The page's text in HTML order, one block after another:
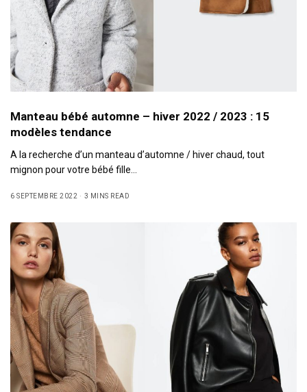
Manteau bébé automne – hiver 2022 / 2023 : 15
modèles tendance
A la recherche d’un manteau d’automne / hiver chaud, tout
mignon pour votre bébé fille…
6 SEPTEMBRE 2022 3 MINS READ